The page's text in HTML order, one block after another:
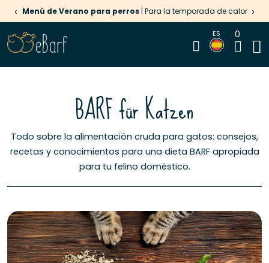
Menú de Verano para perros | Para la temporada de calor
‹ ›
ES 0
BARF für Katzen
Todo sobre la alimentación cruda para gatos: consejos,
recetas y conocimientos para una dieta BARF apropiada
para tu felino doméstico.